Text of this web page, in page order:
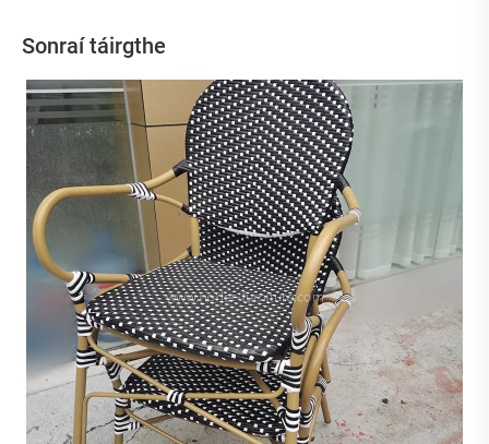
Sonraí táirgthe